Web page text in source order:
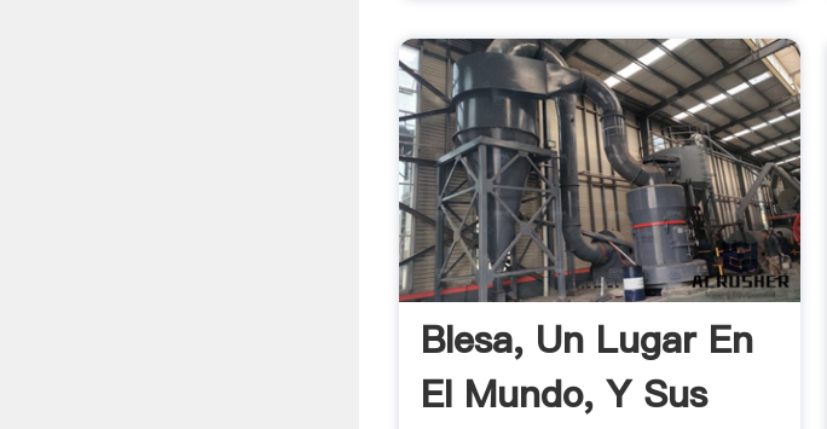
Blesa, Un Lugar En
El Mundo, Y Sus